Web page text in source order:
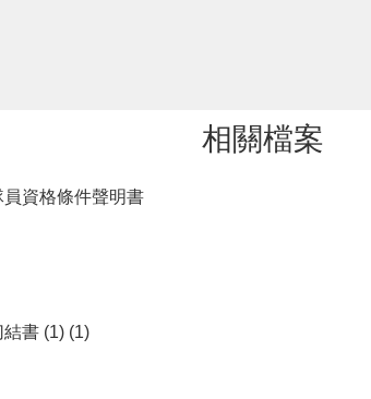
相關檔案
資格條件聲明書
書 (1) (1)